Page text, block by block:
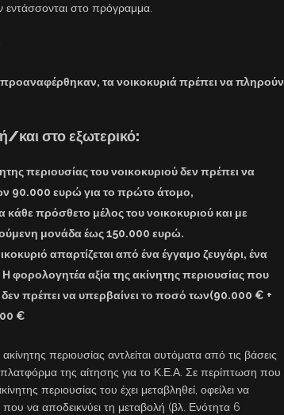
εντάσσονται στο πρόγραμμα.
τα νοικοκυριά πρέπει να πληρούν
και στο εξωτερικό:
περιουσίας του νοικοκυριού δεν πρέπει να
90.000 ευρώ για το πρώτο άτομο,
κάθε πρόσθετο μέλος του νοικοκυριού και με
μονάδα έως150.000 ευρώ.
απαρτίζεται από ένα έγγαμο ζευγάρι, ένα
φορολογητέα αξία της ακίνητης περιουσίας που
πρέπει να υπερβαίνει το ποσό των(90.000 € +
€
περιουσίας αντλείται αυτόματα από τις βάσεις
της αίτησης για το Κ.Ε.Α. Σε περίπτωση που
περιουσίας του έχει μεταβληθεί, οφείλει να
να αποδεικνύει τη μεταβολή (βλ. Ενότητα 6